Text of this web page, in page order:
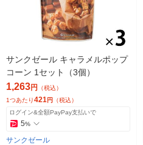
サンクゼール キャラメルポップ
コーン 1セット（3個）
1,263円 （税込）
1つあたり421円 （税込）
ログイン&全額PayPay支払いで
5%
サンクゼール